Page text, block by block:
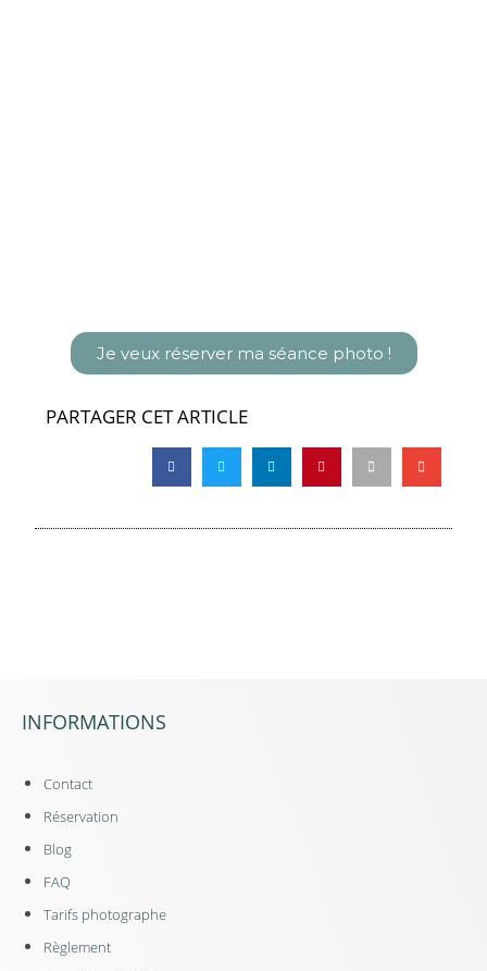
Je veux réserver ma séance photo !
PARTAGER CET ARTICLE
INFORMATIONS
Contact
Réservation
Blog
FAQ
Tarifs photographe
Règlement